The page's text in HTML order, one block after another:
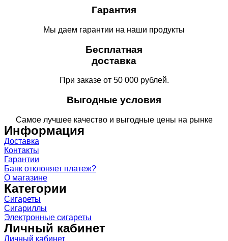
Гарантия
Мы даем гарантии на наши продукты
Бесплатная
доставка
При заказе от 50 000 рублей.
Выгодные условия
Самое лучшее качество и выгодные цены на рынке
Информация
Доставка
Контакты
Гарантии
Банк отклоняет платеж?
О магазине
Категории
Сигареты
Сигариллы
Электронные сигареты
Личный кабинет
Личный кабинет